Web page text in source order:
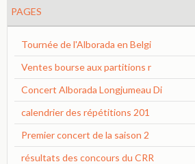
PAGES
Tournée de l'Alborada en Belgi
Ventes bourse aux partitions r
Concert Alborada Longjumeau Di
calendrier des répétitions 201
Premier concert de la saison 2
résultats des concours du CRR